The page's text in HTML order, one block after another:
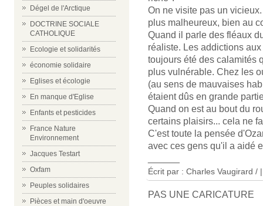
Dégel de l'Arctique
DOCTRINE SOCIALE
CATHOLIQUE
Ecologie et solidarités
économie solidaire
Eglises et écologie
En manque d'Eglise
Enfants et pesticides
France Nature
Environnement
Jacques Testart
Oxfam
Peuples solidaires
Pièces et main d'oeuvre
On ne visite pas un
plus malheureux, bien au
Quand il parle des fléaux
réaliste. Les addictions
toujours été des calamités
plus vulnérable. Chez les
(au sens de mauvaises
étaient dûs en grande
Quand on est au bout du
certains plaisirs... cela ne
C'est toute la pensée
avec ces gens qu'il a aidé
Écrit par : Charles Vaugirard /
PAS UNE CARICATURE